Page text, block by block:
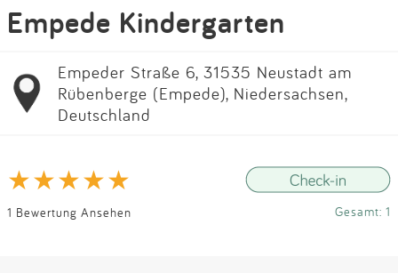
Empede Kindergarten
Empeder Straße 6, 31535 Neustadt am
Rübenberge (Empede), Niedersachsen,
Deutschland
1 Bewertung Ansehen Gesamt: 1